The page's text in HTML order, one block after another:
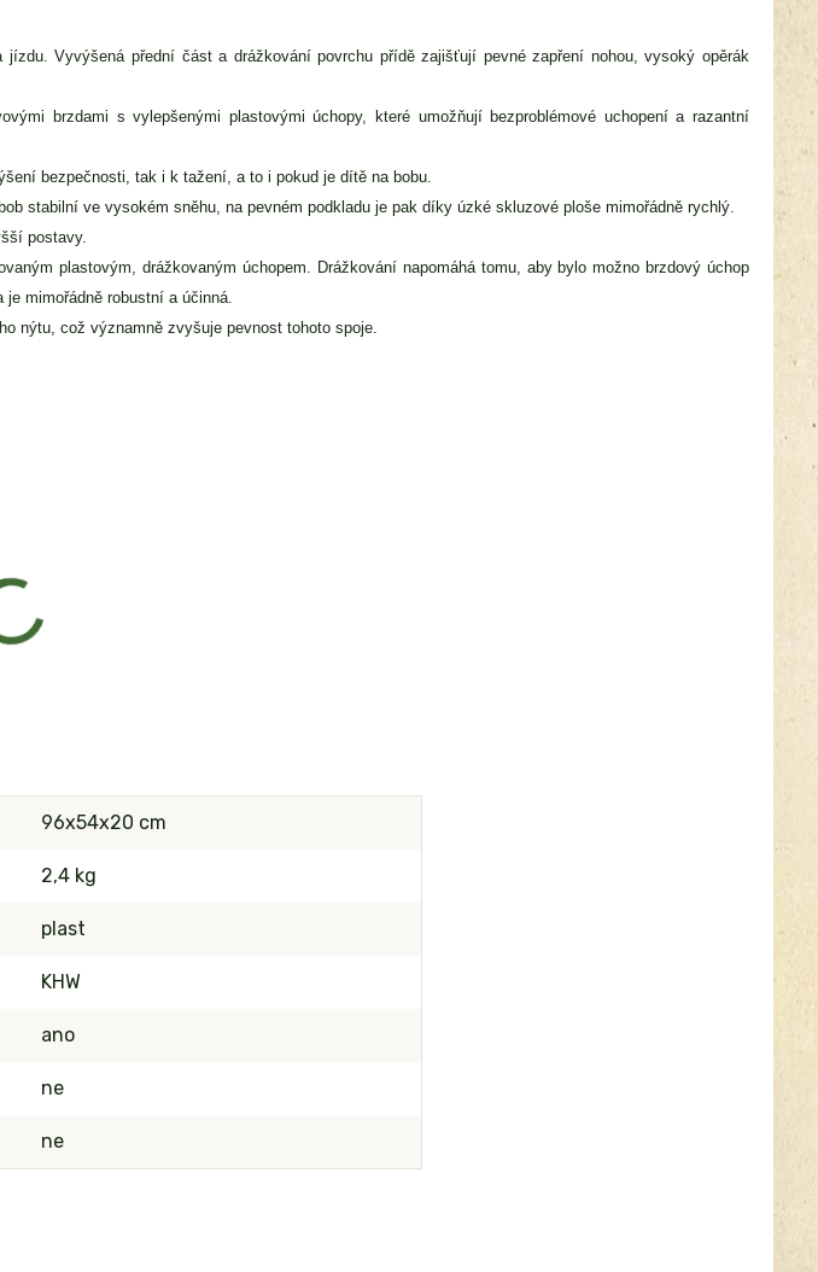
Vyvýšená přední část a drážkování povrchu přídě zajišťují pevné zapření nohou, vysoký opěrák
brzdami s vylepšenými plastovými úchopy, které umožňují bezproblémové uchopení a razantní
bezpečnosti, tak i k tažení, a to i pokud je dítě na bobu.
stabilní ve vysokém sněhu, na pevném podkladu je pak díky úzké skluzové ploše mimořádně rychlý.
postavy.
plastovým, drážkovaným úchopem. Drážkování napomáhá tomu, aby bylo možno brzdový úchop
mimořádně robustní a účinná.
nýtu, což významně zvyšuje pevnost tohoto spoje.
96x54x20 cm
2,4 kg
plast
KHW
ano
ne
ne